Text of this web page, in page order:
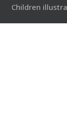
Children